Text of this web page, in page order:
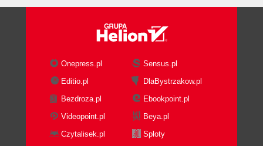
Onepress.pl
Sensus.pl
Editio.pl
DlaBystrzakow.pl
Bezdroza.pl
Ebookpoint.pl
Videopoint.pl
Beya.pl
Czytalisek.pl
Sploty